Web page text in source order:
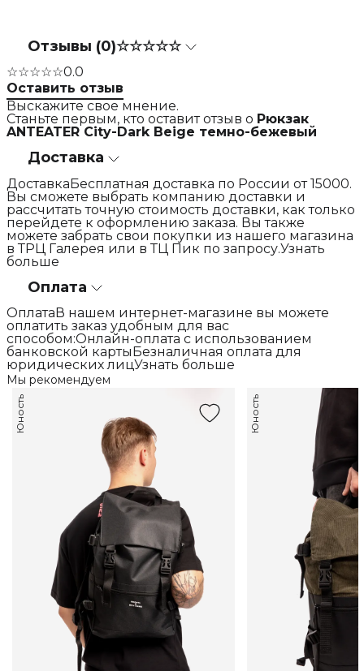
Отзывы (0)☆☆☆☆☆
☆☆☆☆☆0.0
Оставить отзыв
Выскажите свое мнение.
Станьте первым, кто оставит отзыв о Рюкзак
ANTEATER City-Dark Beige темно-бежевый
Доставка
ДоставкаБесплатная доставка по России от 15000.
Вы сможете выбрать компанию доставки и
рассчитать точную стоимость доставки, как только
перейдете к оформлению заказа. Вы также
можете забрать свои покупки из нашего магазина
в ТРЦ Галерея или в ТЦ Пик по запросу.Узнать
больше
Оплата
ОплатаВ нашем интернет-магазине вы можете
оплатить заказ удобным для вас
способом:Онлайн-оплата с использованием
банковской картыБезналичная оплата для
юридических лицУзнать больше
Мы рекомендуем
Юность Юность